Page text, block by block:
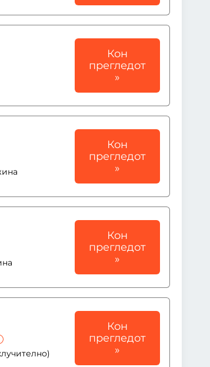
Кон
прегледот
»
Кон
прегледот
»
Кон
прегледот
»
Кон
прегледот
»